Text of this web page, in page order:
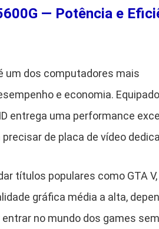
— Potência e
um dos computadores mais
e economia.
entrega uma performance
de placa de vídeo
títulos populares como GTA V,
gráfica média a alta,
no mundo dos games sem